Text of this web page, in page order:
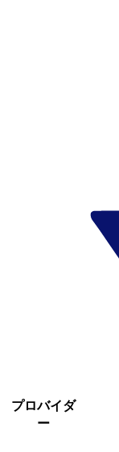
プロバイダ
ー